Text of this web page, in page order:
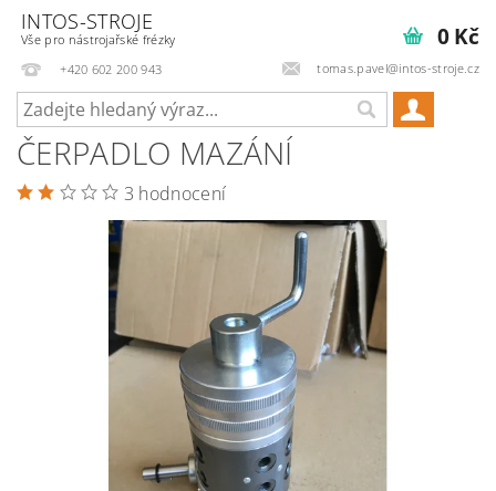
INTOS-STROJE
Vše pro nástrojařské frézky
+420 602 200 943
tomas.pavel@intos-stroje.cz
0 Kč
ČERPADLO MAZÁNÍ
3 hodnocení